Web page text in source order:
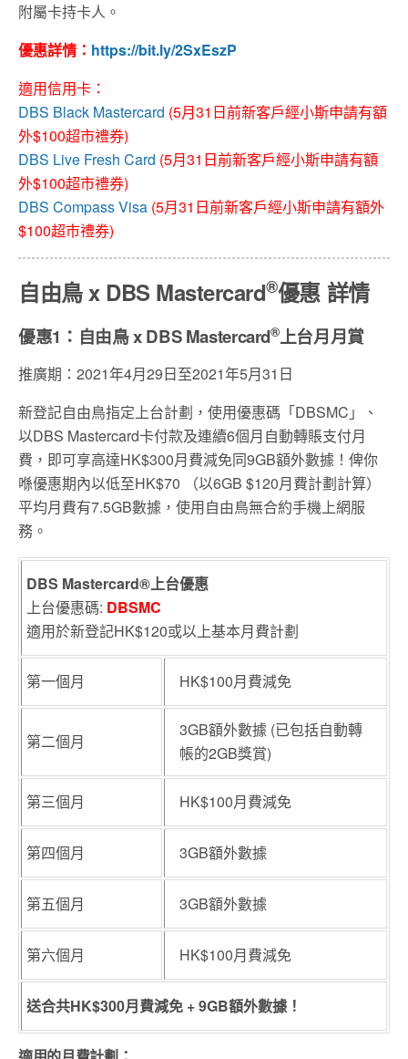
附屬卡持卡人。
優惠詳情： https://bit.ly/2SxEszP
適用信用卡：
DBS Black Mastercard (5月31日前新客戶經小斯申請有額
外$100超市禮券)
DBS Live Fresh Card (5月31日前新客戶經小斯申請有額
外$100超市禮券)
DBS Compass Visa (5月31日前新客戶經小斯申請有額外
$100超市禮券)
自由鳥x DBS Mastercard®優惠 詳情
優惠1 ： 自由鳥 xDBS Mastercard®上台月月賞
推廣期：2021年4月29日至2021年5月31日
新登記自由鳥指定上台計劃，使用優惠碼「DBSMC」、
以DBS Mastercard卡付款及連續6個月自動轉賬支付月
費，即可享高達HK$300月費減免同9GB額外數據！俾你
喺優惠期內以低至HK$70 （以6GB $120月費計劃計算）
平均月費有7.5GB數據，使用自由鳥無合約手機上網服
務。
DBS Mastercard®上台優惠
上台優惠碼: DBSMC
適用於新登記HK$120或以上基本月費計劃
第一個月 HK$100月費減免
第二個月
3GB額外數據 (已包括自動轉
帳的2GB獎賞)
第三個月 HK$100月費減免
第四個月 3GB額外數據
第五個月 3GB額外數據
第六個月 HK$100月費減免
送合共HK$300月費減免 + 9GB額外數據！